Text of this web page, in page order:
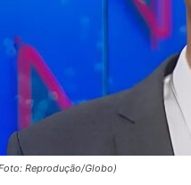
Reprodução/Globo)